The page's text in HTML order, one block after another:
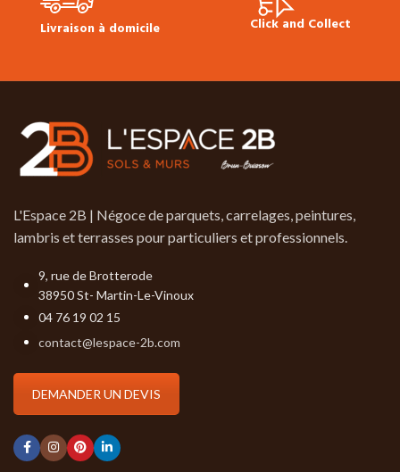
d’aubier en bord de lame.
Livraison à domicile Click and Collect
L'Espace 2B | Négoce de parquets, carrelages, peintures,
lambris et terrasses pour particuliers et professionnels.
9, rue de Brotterode
38950 St- Martin-Le-Vinoux
04 76 19 02 15
contact@lespace-2b.com
DEMANDER UN DEVIS